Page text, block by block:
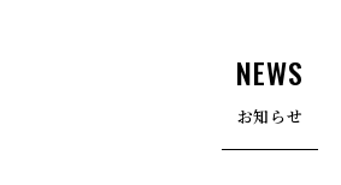
NEWS
お知らせ